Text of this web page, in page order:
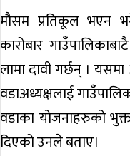
मौसम प्रतिकूल भएन
कारोबार
लामा दावी गर्छन् ।
वडाअध्यक्षलाई
वडाका योजनाहरुको
दिएको उनले बताए।